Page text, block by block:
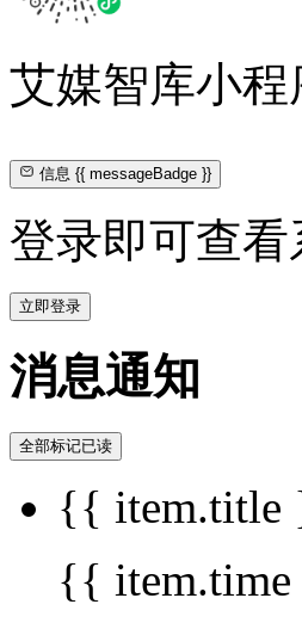
艾媒智库小程
信息{{ messageBadge }}
登录即可查看
立即登录
消息通知
全部标记已读
{{ item.title
{{